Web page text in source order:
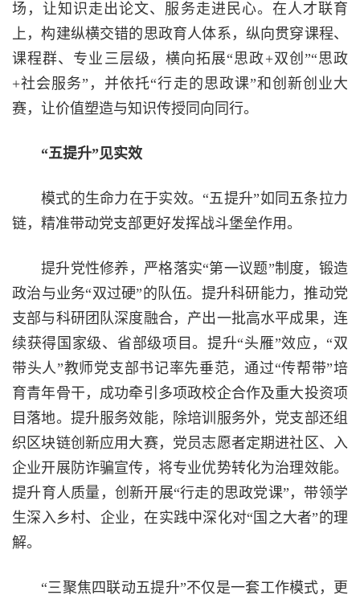
场，让知识走出论文、服务走进民心。在人才联育
上，构建纵横交错的思政育人体系，纵向贯穿课程、
课程群、专业三层级，横向拓展“思政+双创”“思政
+社会服务”，并依托“行走的思政课”和创新创业大
赛，让价值塑造与知识传授同向同行。
“五提升”见实效
模式的生命力在于实效。“五提升”如同五条拉力
链，精准带动党支部更好发挥战斗堡垒作用。
提升党性修养，严格落实“第一议题”制度，锻造
政治与业务“双过硬”的队伍。提升科研能力，推动党
支部与科研团队深度融合，产出一批高水平成果，连
续获得国家级、省部级项目。提升“头雁”效应，“双
带头人”教师党支部书记率先垂范，通过“传帮带”培
育青年骨干，成功牵引多项政校企合作及重大投资项
目落地。提升服务效能，除培训服务外，党支部还组
织区块链创新应用大赛，党员志愿者定期进社区、入
企业开展防诈骗宣传，将专业优势转化为治理效能。
提升育人质量，创新开展“行走的思政党课”，带领学
生深入乡村、企业，在实践中深化对“国之大者”的理
解。
“三聚焦四联动五提升”不仅是一套工作模式，更